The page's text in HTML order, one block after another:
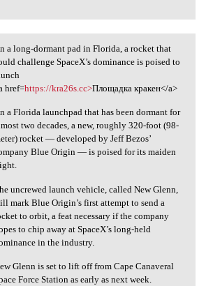
a long-dormant pad in
a long-dormant pad in Florida, a rocket that
challenge SpaceX’s dominance is poised to
href=https://kra26s.cc>Площадка кракен</a>
a Florida launchpad that has been dormant for
two decades, a new, roughly 320-foot (98-
rocket — developed by Jeff Bezos’
Blue Origin — is poised for its maiden
uncrewed launch vehicle, called New Glenn,
mark Blue Origin’s first attempt to send a
to orbit, a feat necessary if the company
to chip away at SpaceX’s long-held
in the industry.
Glenn is set to lift off from Cape Canaveral
Force Station as early as next week.